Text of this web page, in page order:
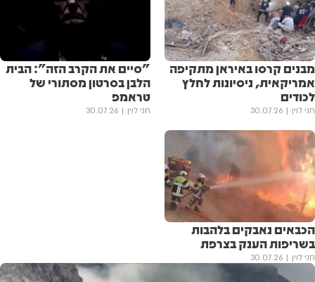
מבנים קרסו באיראן מתקיפה
אמריקאית, ניסיונות לחלץ
לכודים
חני לוין 30.07.26
"סיים את הקרב הזה": הבית
הלבן בסרטון מסתורי של
טראמפ
חני לוין 30.07.26
הכבאים נאבקים בלהבות
בשריפות הענק בצרפת
חני לוין 30.07.26